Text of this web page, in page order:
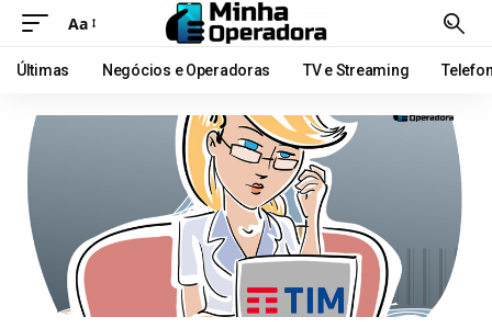
Aa
Últimas Negócios e Operadoras TV e Streaming